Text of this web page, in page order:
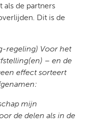
als de partners
Dit is de
regeling) Voor het
– en de
effect sorteert
mijn
de delen als in de